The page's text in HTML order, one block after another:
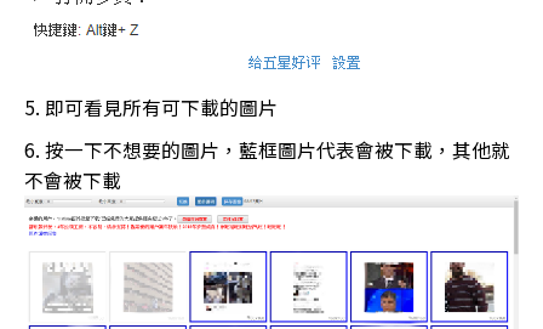
即可看見所有可下載的圖片
按一下不想要的圖片，藍框圖片代表會被下載，其他就
不會被下載